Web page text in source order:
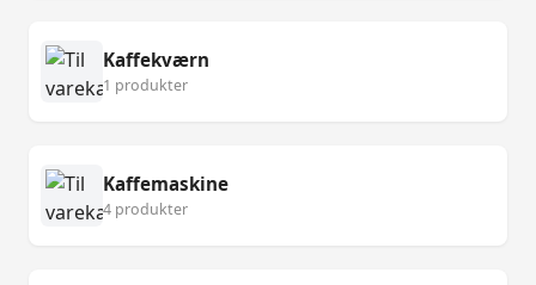
Kaffekværn
1 produkter
Kaffemaskine
4 produkter